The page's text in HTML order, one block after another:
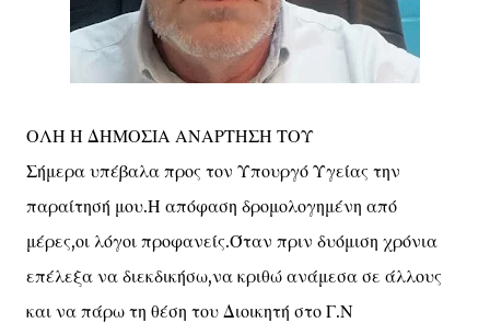
ΟΛΗ Η ΔΗΜΟΣΙΑ ΑΝΑΡΤΗΣΗ ΤΟΥ
Σήμερα υπέβαλα προς τον Υπουργό Υγείας την
παραίτησή μου.Η απόφαση δρομολογημένη από
μέρες,οι λόγοι προφανείς.Όταν πριν δυόμιση χρόνια
επέλεξα να διεκδικήσω,να κριθώ ανάμεσα σε άλλους
και να πάρω τη θέση του Διοικητή στο Γ.Ν